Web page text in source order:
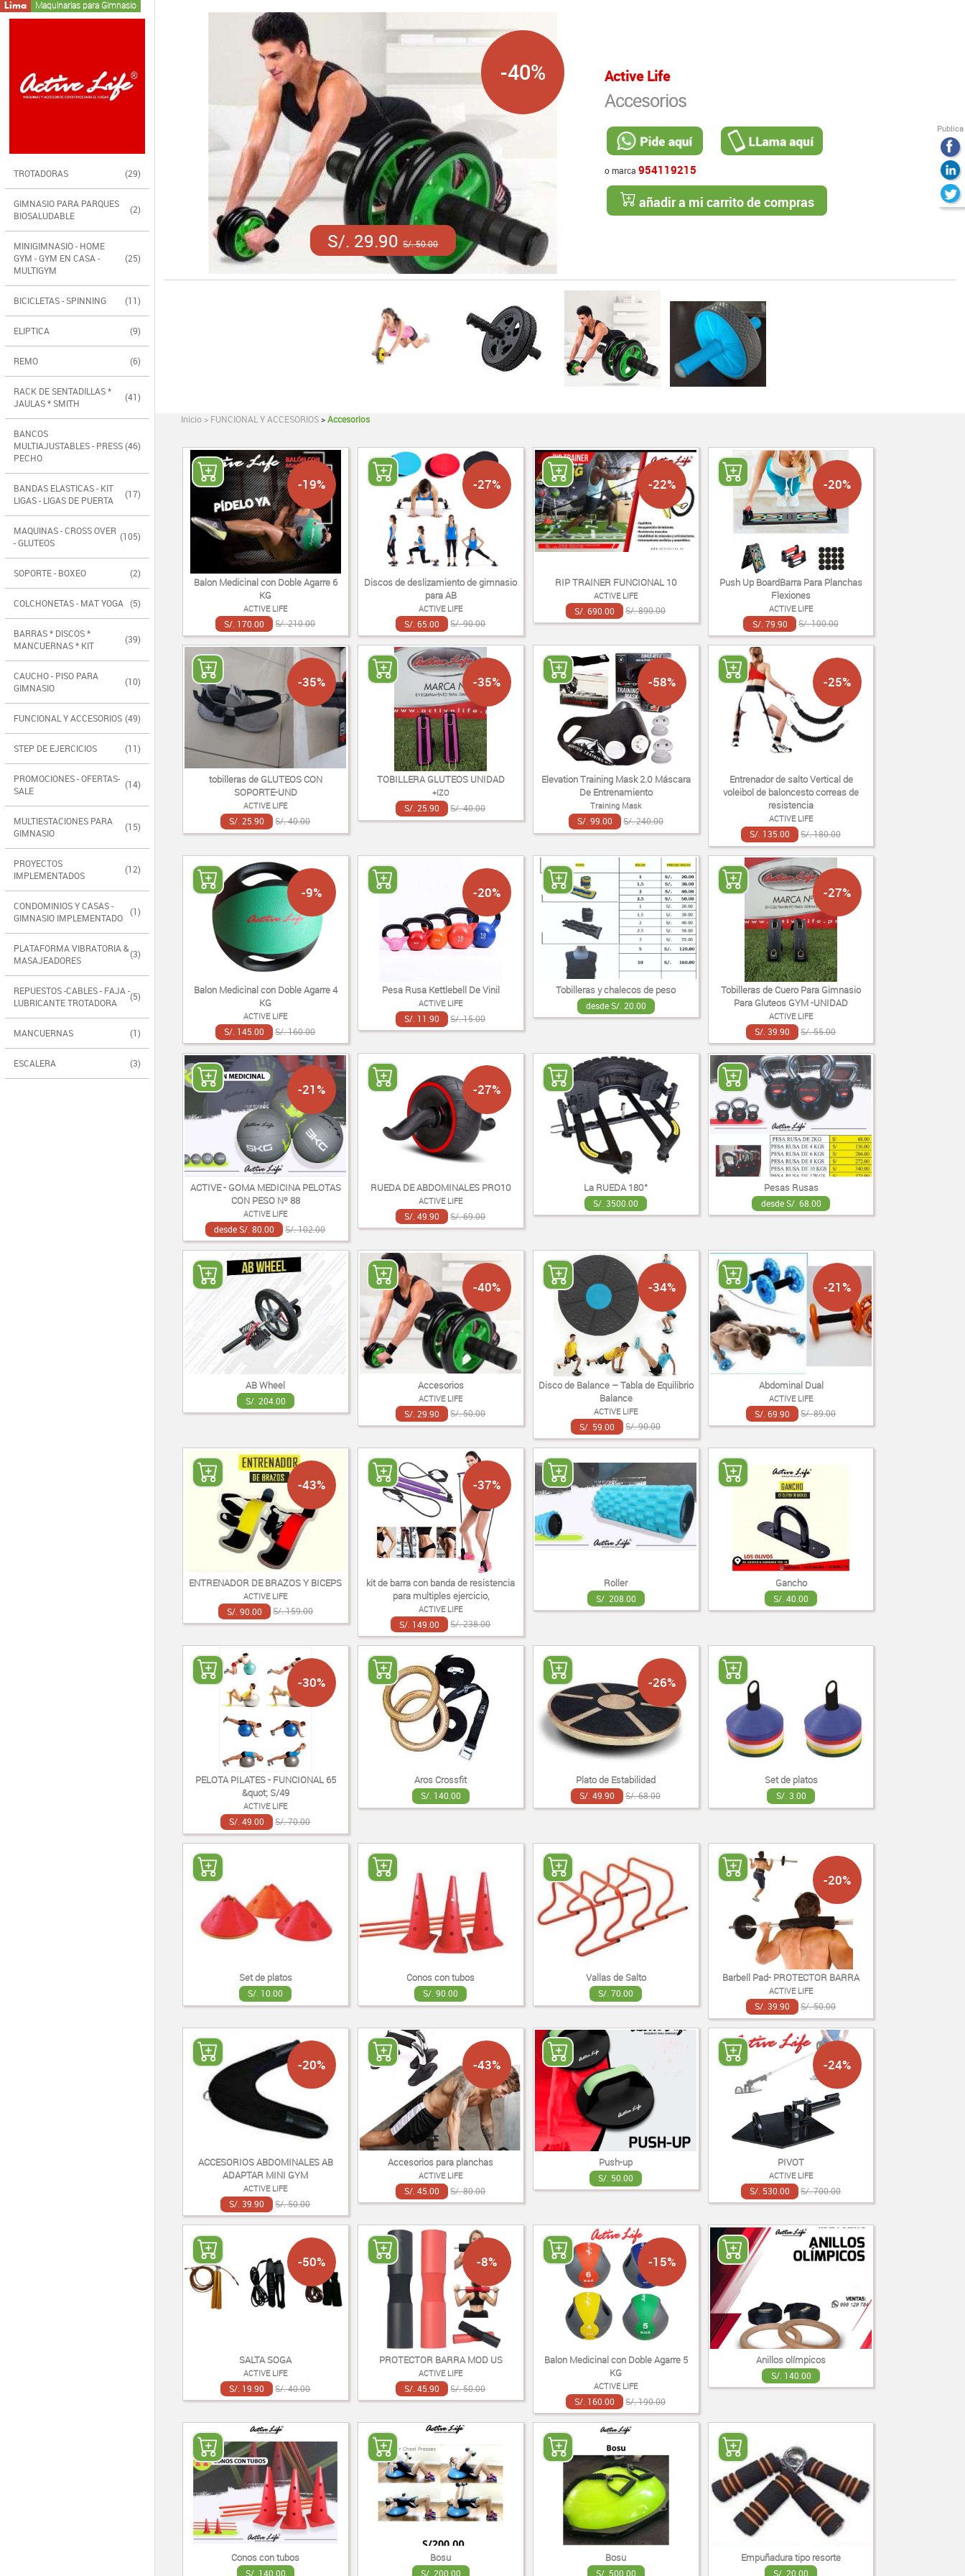
Lima Maquinarias para Gimnasio
TROTADORAS (29)
GIMNASIO PARA PARQUES
BIOSALUDABLE
(2)
MINIGIMNASIO - HOME
GYM - GYM EN CASA -
MULTIGYM
(25)
BICICLETAS - SPINNING (11)
ELIPTICA (9)
REMO (6)
RACK DE SENTADILLAS *
JAULAS * SMITH
(41)
BANCOS
MULTIAJUSTABLES - PRESS
PECHO
(46)
BANDAS ELASTICAS - KIT
LIGAS - LIGAS DE PUERTA
(17)
MAQUINAS - CROSS OVER
- GLUTEOS
(105)
SOPORTE - BOXEO (2)
COLCHONETAS - MAT YOGA (5)
BARRAS * DISCOS *
MANCUERNAS * KIT
(39)
CAUCHO - PISO PARA
GIMNASIO
(10)
FUNCIONAL Y ACCESORIOS (49)
STEP DE EJERCICIOS (11)
PROMOCIONES - OFERTAS-
SALE
(14)
MULTIESTACIONES PARA
GIMNASIO
(15)
PROYECTOS
IMPLEMENTADOS
(12)
CONDOMINIOS Y CASAS -
GIMNASIO IMPLEMENTADO
(1)
PLATAFORMA VIBRATORIA &
MASAJEADORES
(3)
REPUESTOS -CABLES - FAJA -
LUBRICANTE TROTADORA
(5)
MANCUERNAS (1)
ESCALERA (3)
Publica
S/. 29.90S/. 50.00
-40% Active Life
Accesorios
o marca954119215
añadir a mi carrito de compras
Inicio > FUNCIONAL Y ACCESORIOS>Accesorios
Balon Medicinal con Doble Agarre 6
KG
ACTIVE LIFE
S/. 170.00 S/. 210.00
-19%
Discos de deslizamiento de gimnasio
para AB
ACTIVE LIFE
S/. 65.00 S/. 90.00
-27%
RIP TRAINER FUNCIONAL 10
ACTIVE LIFE
S/. 690.00 S/. 890.00
-22%
Push Up BoardBarra Para Planchas
Flexiones
ACTIVE LIFE
S/. 79.90 S/. 100.00
-20%
tobilleras de GLUTEOS CON
SOPORTE-UND
ACTIVE LIFE
S/. 25.90 S/. 40.00
-35%
TOBILLERA GLUTEOS UNIDAD
+IZO
S/. 25.90 S/. 40.00
-35%
Elevation Training Mask 2.0 Máscara
De Entrenamiento
Training Mask
S/. 99.00 S/. 240.00
-58%
Entrenador de salto Vertical de
voleibol de baloncesto correas de
resistencia
ACTIVE LIFE
S/. 135.00 S/. 180.00
-25%
Balon Medicinal con Doble Agarre 4
KG
ACTIVE LIFE
S/. 145.00 S/. 160.00
-9%
Pesa Rusa Kettlebell De Vinil
ACTIVE LIFE
S/. 11.90 S/. 15.00
-20%
Tobilleras y chalecos de peso
desde S/. 20.00
Tobilleras de Cuero Para Gimnasio
Para Gluteos GYM -UNIDAD
ACTIVE LIFE
S/. 39.90 S/. 55.00
-27%
ACTIVE - GOMA MEDICINA PELOTAS
CON PESO Nº 88
ACTIVE LIFE
desde S/. 80.00 S/. 102.00
-21%
RUEDA DE ABDOMINALES PRO10
ACTIVE LIFE
S/. 49.90 S/. 69.00
-27%
La RUEDA 180°
S/. 3500.00
Pesas Rusas
desde S/. 68.00
AB Wheel
S/. 204.00
Accesorios
ACTIVE LIFE
S/. 29.90 S/. 50.00
-40%
Disco de Balance – Tabla de Equilibrio
Balance
ACTIVE LIFE
S/. 59.00 S/. 90.00
-34%
Abdominal Dual
ACTIVE LIFE
S/. 69.90 S/. 89.00
-21%
ENTRENADOR DE BRAZOS Y BICEPS
ACTIVE LIFE
S/. 90.00 S/. 159.00
-43%
kit de barra con banda de resistencia
para multiples ejercicio,
ACTIVE LIFE
S/. 149.00 S/. 238.00
-37%
Roller
S/. 208.00
Gancho
S/. 40.00
PELOTA PILATES - FUNCIONAL 65
&quot; S/49
ACTIVE LIFE
S/. 49.00 S/. 70.00
-30%
Aros Crossfit
S/. 140.00
Plato de Estabilidad
S/. 49.90 S/. 68.00
-26%
Set de platos
S/. 3.00
Set de platos
S/. 10.00
Conos con tubos
S/. 90.00
Vallas de Salto
S/. 70.00
Barbell Pad- PROTECTOR BARRA
ACTIVE LIFE
S/. 39.90 S/. 50.00
-20%
ACCESORIOS ABDOMINALES AB
ADAPTAR MINI GYM
ACTIVE LIFE
S/. 39.90 S/. 50.00
-20%
Accesorios para planchas
ACTIVE LIFE
S/. 45.00 S/. 80.00
-43%
Push-up
S/. 50.00
PIVOT
ACTIVE LIFE
S/. 530.00 S/. 700.00
-24%
SALTA SOGA
ACTIVE LIFE
S/. 19.90 S/. 40.00
-50%
PROTECTOR BARRA MOD US
ACTIVE LIFE
S/. 45.90 S/. 50.00
-8%
Balon Medicinal con Doble Agarre 5
KG
ACTIVE LIFE
S/. 160.00 S/. 190.00
-15%
Anillos olímpicos
S/. 140.00
Conos con tubos
S/. 140.00
Bosu
S/. 200.00
Bosu
S/. 500.00
Empuñadura tipo resorte
S/. 20.00